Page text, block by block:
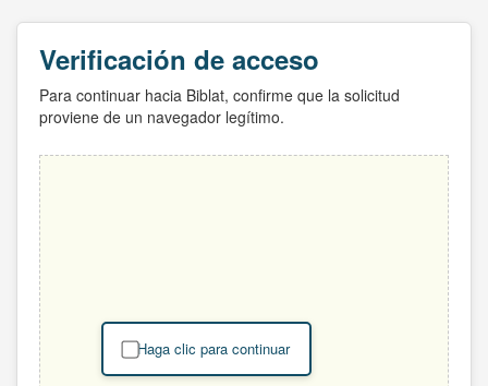
Verificación de acceso
Para continuar hacia Biblat, confirme que la solicitud
proviene de un navegador legítimo.
Haga clic para continuar